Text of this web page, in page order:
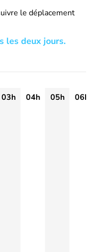
le déplacement
les deux jours.
03h 04h 05h
06h